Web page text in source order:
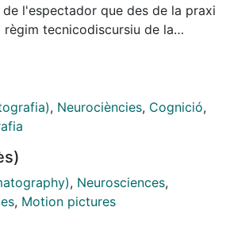
l'espectador que des de la praxi
règim tecnicodiscursiu de la
pretén absorbir des de la praxi
sobre els
de l'espectador cinematogràfic,
al tall des de la noció de
de la nostra percepció
manera, facultar
reformulació conceptual
, Neurociències, Cognició,
, Neurosciences,
, Motion pictures